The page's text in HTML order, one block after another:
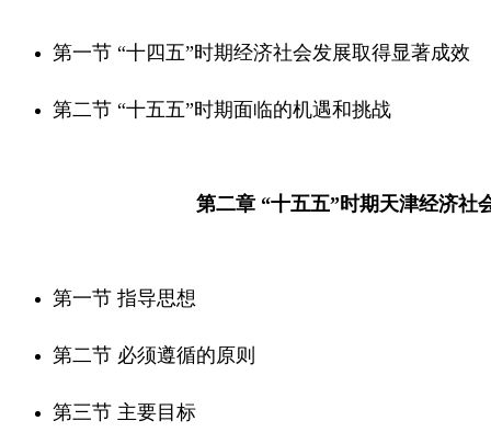
第一节 “十四五”时期经济社会发展取得显著成效
第二节 “十五五”时期面临的机遇和挑战
第二章 “十五五”时期天津经济社
第一节 指导思想
第二节 必须遵循的原则
第三节 主要目标